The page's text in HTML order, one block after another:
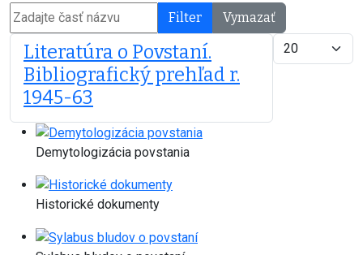
Zadajte časť názvu Filter
Vymazať
Zobrazené
Literatúra o Povstaní.
Bibliografický prehľad r.
1945-63
Demytologizácia povstania
Historické dokumenty